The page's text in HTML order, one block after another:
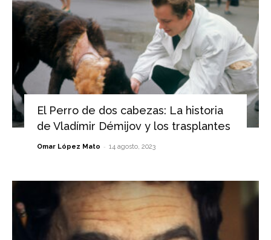
El Perro de dos cabezas: La historia
de Vladímir Démijov y los trasplantes
Omar López Mato - 14 agosto, 2023